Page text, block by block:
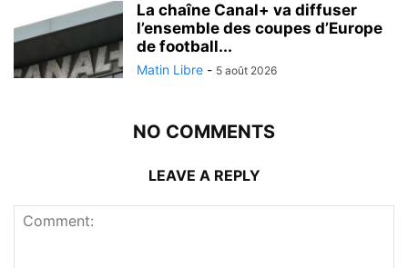
La chaîne Canal+ va diffuser
l’ensemble des coupes d’Europe
de football...
Matin Libre - 5 août 2026
NO COMMENTS
LEAVE A REPLY